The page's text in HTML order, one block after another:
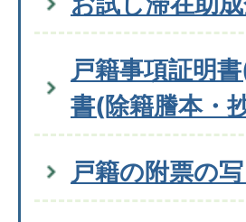
戸籍事項証明
書(除籍謄本・
戸籍の附票の